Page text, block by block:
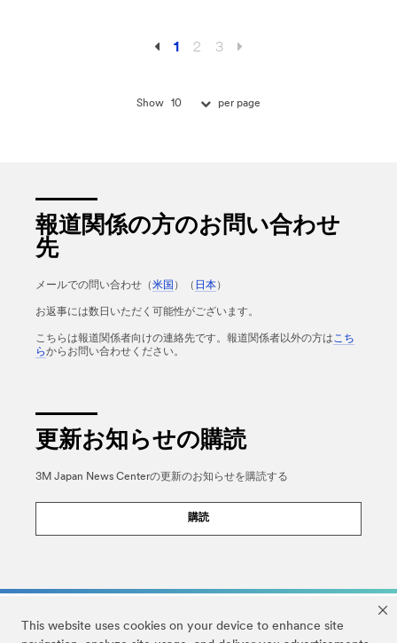
This website uses cookies on your device to enhance site
Show 10 per page
1 2 3
報道関係の方のお問い合わせ
先
メールでの問い合わせ（米国 ）（ 日本）
お返事には数日いただく可能性がございます。
こちらは報道関係者向けの連絡先です。報道関係者以外の方はこち
らからお問い合わせください。
更新お知らせの購読
3M Japan News Centerの更新のお知らせを購読する
購読